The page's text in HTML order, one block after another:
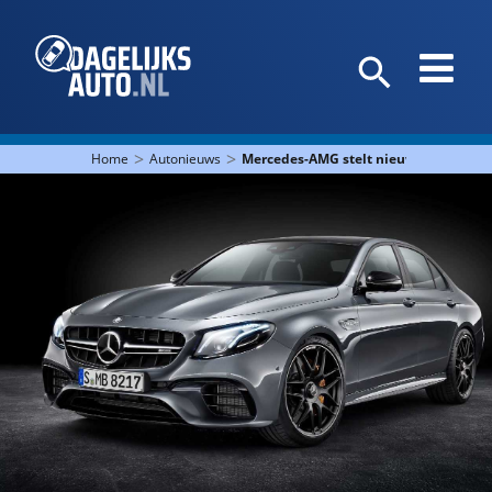
Home > Autonieuws > Mercedes-AMG stelt nieuwe E 63